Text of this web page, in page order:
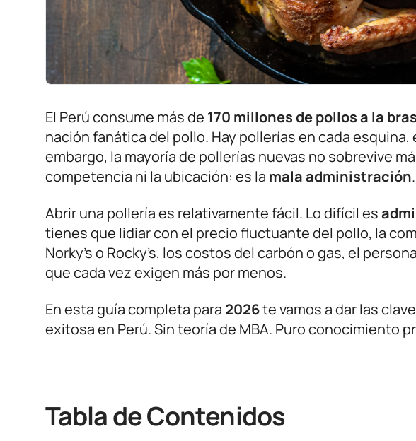
El Perú consume más de 170 millones de pollos a la
nación fanática del pollo. Hay pollerías en cada
embargo, la mayoría de pollerías nuevas no sobrevive
competencia ni la ubicación: es la mala administración.
Abrir una pollería es relativamente fácil. Lo difícil es
tienes que lidiar con el precio fluctuante del pollo, la
Norky’s o Rocky’s, los costos del carbón o gas, el
que cada vez exigen más por menos.
En esta guía completa para 2026te vamos a dar las
exitosa en Perú. Sin teoría de MBA. Puro conocimiento
Tabla de Contenidos